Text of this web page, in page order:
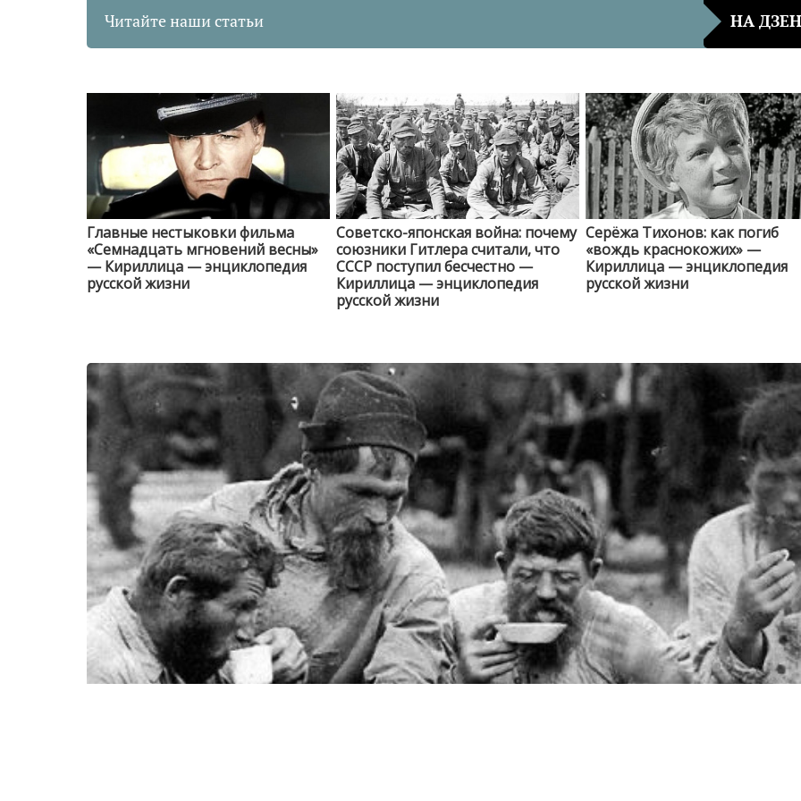
Читайте наши статьи НА ДЗЕН
Главные нестыковки фильма
«Семнадцать мгновений весны»
— Кириллица — энциклопедия
русской жизни
Советско-японская война: почему
союзники Гитлера считали, что
СССР поступил бесчестно —
Кириллица — энциклопедия
русской жизни
Серёжа Тихонов: как погиб
«вождь краснокожих» —
Кириллица — энциклопедия
русской жизни